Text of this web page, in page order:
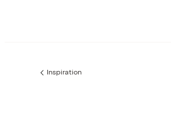
Föregående
Inspiration